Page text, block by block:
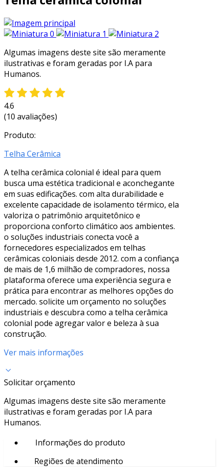
Algumas imagens deste site são meramente
ilustrativas e foram geradas por I.A para
Humanos.
4.6
(10 avaliações)
Produto:
Telha Cerâmica
A telha cerâmica colonial é ideal para quem
busca uma estética tradicional e aconchegante
em suas edificações. com alta durabilidade e
excelente capacidade de isolamento térmico, ela
valoriza o patrimônio arquitetônico e
proporciona conforto climático aos ambientes.
o soluções industriais conecta você a
fornecedores especializados em telhas
cerâmicas coloniais desde 2012. com a confiança
de mais de 1,6 milhão de compradores, nossa
plataforma oferece uma experiência segura e
prática para encontrar as melhores opções do
mercado. solicite um orçamento no soluções
industriais e descubra como a telha cerâmica
colonial pode agregar valor e beleza à sua
construção.
Ver mais informações
Solicitar orçamento
Algumas imagens deste site são meramente
ilustrativas e foram geradas por I.A para
Humanos.
Informações do produto
Regiões de atendimento